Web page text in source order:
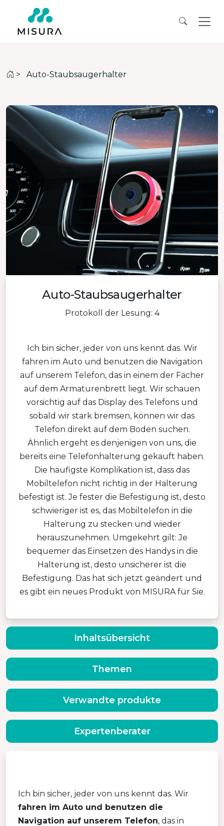
> Auto-Staubsaugerhalter
Auto-Staubsaugerhalter
Protokoll der Lesung: 4
Ich bin sicher, jeder von uns kennt das. Wir
fahren im Auto und benutzen die Navigation
auf unserem Telefon, das in einem der Fächer
auf dem Armaturenbrett liegt. Wir schauen
vorsichtig auf das Display des Telefons und
sobald wir stark bremsen, können wir das
Telefon direkt auf dem Boden suchen.
Ähnlich ergeht es denjenigen von uns, die
bereits eine Telefonhalterung gekauft haben.
Die häufigste Komplikation ist, dass das
Mobiltelefon nicht richtig in der Halterung
befestigt ist. Je fester die Befestigung ist, desto
schwieriger ist es, das Mobiltelefon in die
Halterung zu stecken und wieder
herauszunehmen. Umgekehrt gilt: Je
bequemer das Einsetzen des Handys in die
Halterung ist, desto unsicherer ist die
Befestigung. Das hat sich jetzt geändert und
es gibt ein neues Produkt von MISURA für Sie.
Ich bin sicher, jeder von uns kennt das. Wir
fahren im Auto und benutzen die
Navigation auf unserem Telefon, das in
Inhaltsübersicht
Themen
Verwandte produkte
Expertenberater